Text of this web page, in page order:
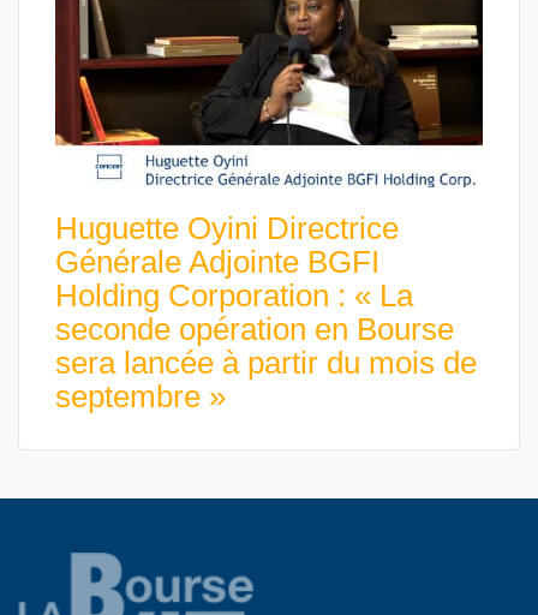
Huguette Oyini Directrice
Générale Adjointe BGFI
Holding Corporation : « La
seconde opération en Bourse
sera lancée à partir du mois de
septembre »